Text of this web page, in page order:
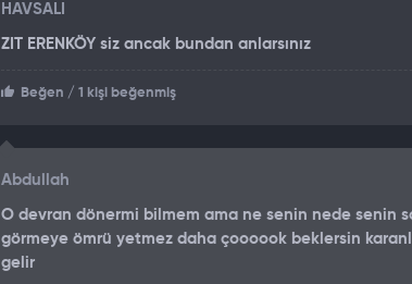
HAVSALI
ZIT ERENKÖY siz ancak bundan anlarsınız
Beğen / 1 kişi beğenmiş
Abdullah
O devran dönermi bilmem ama ne senin nede senin
görmeye ömrü yetmez daha çoooook beklersin
gelir